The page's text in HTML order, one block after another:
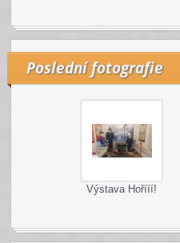
Poslední fotografie
Výstava Hořííí!